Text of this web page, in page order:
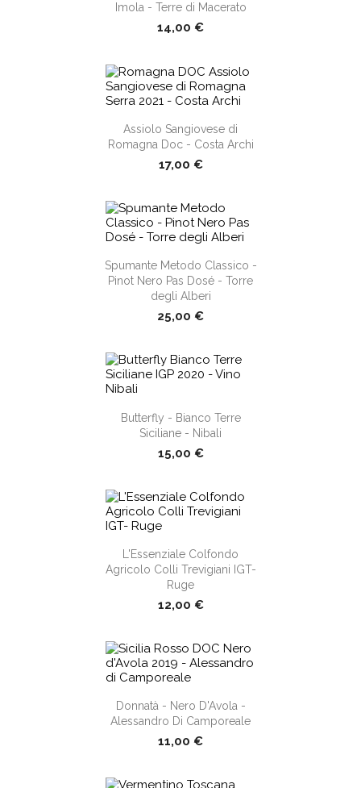
Imola - Terre di Macerato
14,00 €
shopping_cart
Assiolo Sangiovese di
Romagna Doc - Costa Archi
17,00 €
shopping_cart
Spumante Metodo Classico -
Pinot Nero Pas Dosé - Torre
degli Alberi
25,00 €
shopping_cart
Butterfly - Bianco Terre
Siciliane - Nibali
15,00 €
shopping_cart
L'Essenziale Colfondo
Agricolo Colli Trevigiani IGT-
Ruge
12,00 €
shopping_cart
Donnatà - Nero D'Avola -
Alessandro Di Camporeale
11,00 €